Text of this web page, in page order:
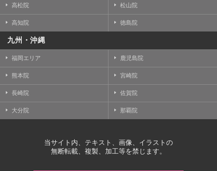
高松院 松山院
高知院 徳島院
九州・沖縄
福岡エリア 鹿児島院
熊本院 宮崎院
長崎院 佐賀院
大分院 那覇院
当サイト内、テキスト、画像、イラストの
無断転載、複製、加工等を禁じます。